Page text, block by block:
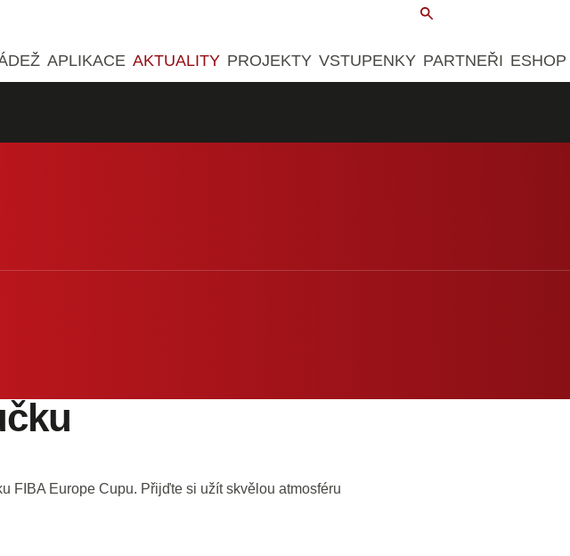
APLIKACE AKTUALITY PROJEKTY VSTUPENKY PARTNEŘI ESHOP
FIBA Europe Cupu. Přijďte si užít skvělou atmosféru